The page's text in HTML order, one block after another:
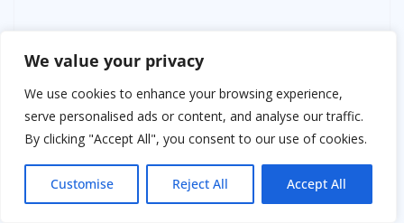
We value your privacy
We use cookies to enhance your browsing experience,
serve personalised ads or content, and analyse our traffic.
By clicking "Accept All", you consent to our use of cookies.
Customise Reject All Accept All
Однажды свекровь приехала без предупреждения.
Осмотрела кухню, заглянула в шкафы.